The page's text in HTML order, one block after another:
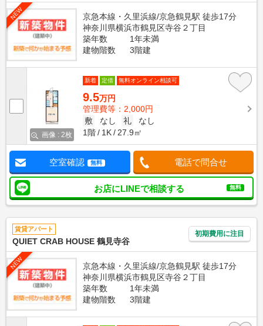
NEW
京急本線・久里浜線/京急鶴見駅 徒歩17分
神奈川県横浜市鶴見区寺谷２丁目
築年数
1年未満
建物階数
3階建
画像 : 2枚
新着 定借 無料オンライン相談可
9.5万円
管理費等：2,000円
敷
なし 礼
なし
1階
1K 27.9㎡
空室確認 無料 電話で問合せ
お店にLINEで相談する 無料
賃貸アパート
QUIET CRAB HOUSE 鶴見寺谷
初期費用に注目
NEW
京急本線・久里浜線/京急鶴見駅 徒歩17分
神奈川県横浜市鶴見区寺谷２丁目
築年数
1年未満
建物階数
3階建